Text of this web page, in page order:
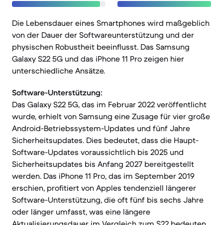
Die Lebensdauer eines Smartphones wird maßgeblich
von der Dauer der Softwareunterstützung und der
physischen Robustheit beeinflusst. Das Samsung
Galaxy S22 5G und das iPhone 11 Pro zeigen hier
unterschiedliche Ansätze.
Software-Unterstützung:
Das Galaxy S22 5G, das im Februar 2022 veröffentlicht
wurde, erhielt von Samsung eine Zusage für vier große
Android-Betriebssystem-Updates und fünf Jahre
Sicherheitsupdates. Dies bedeutet, dass die Haupt-
Software-Updates voraussichtlich bis 2025 und
Sicherheitsupdates bis Anfang 2027 bereitgestellt
werden. Das iPhone 11 Pro, das im September 2019
erschien, profitiert von Apples tendenziell längerer
Software-Unterstützung, die oft fünf bis sechs Jahre
oder länger umfasst, was eine längere